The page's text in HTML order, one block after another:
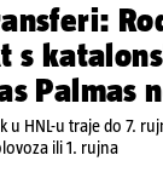
s
Palmas
u HNL-u traje do 7.
ili 1. rujna